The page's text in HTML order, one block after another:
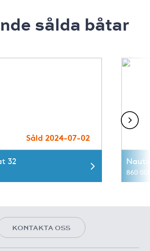
sålda båtar
Såld 2024-07-02
32
860
KONTAKTA OSS